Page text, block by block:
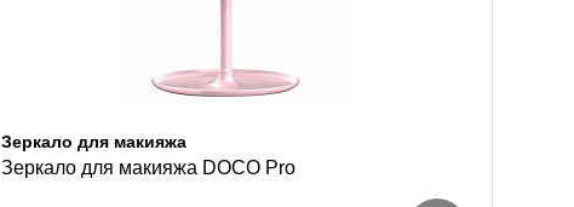
Зеркало для макияжа
Зеркало для макияжа DOCO Pro